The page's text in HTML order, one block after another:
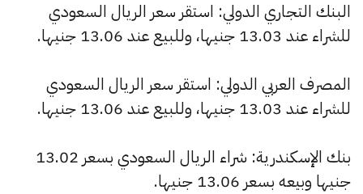
البنك التجاري الدولي: استقر سعر الريال السعودي
للشراء عند 13.03 جنيها، وللبيع عند 13.06 جنيها.
المصرف العربي الدولي: استقر سعر الريال السعودي
للشراء عند 13.03 جنيها، وللبيع عند 13.06 جنيها.
بنك الإسكندرية: شراء الريال السعودي بسعر 13.02
جنيها وبيعه بسعر 13.06 جنيها.